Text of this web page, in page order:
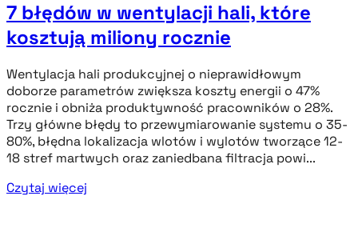
7 błędów w wentylacji hali, które
kosztują miliony rocznie
Wentylacja hali produkcyjnej o nieprawidłowym
doborze parametrów zwiększa koszty energii o 47%
rocznie i obniża produktywność pracowników o 28%.
Trzy główne błędy to przewymiarowanie systemu o 35-
80%, błędna lokalizacja wlotów i wylotów tworzące 12-
18 stref martwych oraz zaniedbana filtracja powi...
Czytaj więcej